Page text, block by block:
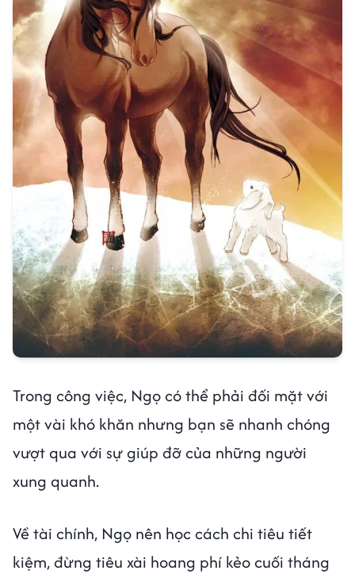
Trong công việc, Ngọ có thể phải đối mặt với
một vài khó khăn nhưng bạn sẽ nhanh chóng
vượt qua với sự giúp đỡ của những người
xung quanh.
Về tài chính, Ngọ nên học cách chi tiêu tiết
kiệm, đừng tiêu xài hoang phí kẻo cuối tháng